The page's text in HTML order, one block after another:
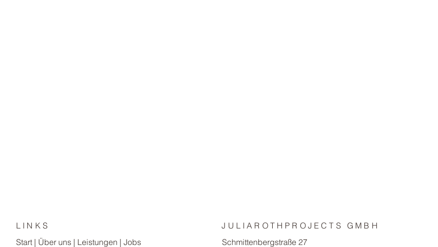
LINKS
Start| Über uns| Leistungen | Jobs
JULIAROTHPROJECTS GMBH
Schmittenbergstraße 27